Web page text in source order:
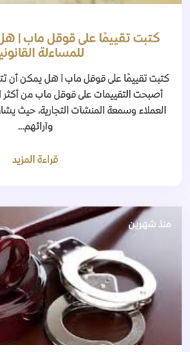
كتبت تقييمًا على قوقل ماب |
للمساءلة
كتبت تقييمًا على قوقل ماب | هل يمكن أن
أصبحت التقييمات على قوقل ماب من أكثر
العملاء وسمعة المنشآت التجارية، حيث
وآرائهم...
قراءة المزيد
منذ شهرين